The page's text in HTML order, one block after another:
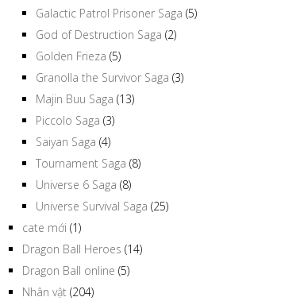
Galactic Patrol Prisoner Saga (5)
God of Destruction Saga (2)
Golden Frieza (5)
Granolla the Survivor Saga (3)
Majin Buu Saga (13)
Piccolo Saga (3)
Saiyan Saga (4)
Tournament Saga (8)
Universe 6 Saga (8)
Universe Survival Saga (25)
cate mới (1)
Dragon Ball Heroes (14)
Dragon Ball online (5)
Nhân vật (204)